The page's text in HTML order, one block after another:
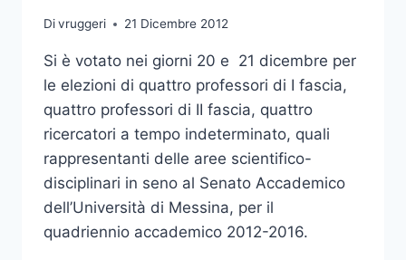
Divruggeri 21 Dicembre 2012
Si è votato nei giorni 20 e 21 dicembre per
le elezioni di quattro professori di I fascia,
quattro professori di II fascia, quattro
ricercatori a tempo indeterminato, quali
rappresentanti delle aree scientifico-
disciplinari in seno al Senato Accademico
dell’Università di Messina, per il
quadriennio accademico 2012-2016.